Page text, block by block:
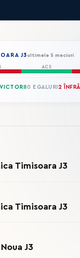
J3ultimele 5 meciuri
ACS
0 EGALURI 2
Timisoara J3
Timisoara J3
J3